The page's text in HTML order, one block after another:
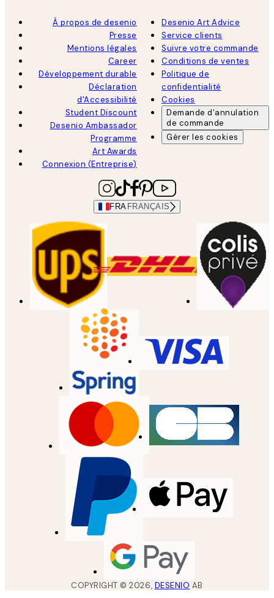
À propos de desenio
Presse
Mentions légales
Career
Développement durable
Déclaration
d'Accessibilité
Student Discount
Desenio Ambassador
Programme
Art Awards
Connexion (Entreprise)
Desenio Art Advice
Service clients
Suivre votre commande
Conditions de ventes
Politique de
confidentialité
Cookies
Demande d'annulation
de commande
Gérer les cookies
FRA FRANÇAIS
COPYRIGHT ©2026, DESENIO AB